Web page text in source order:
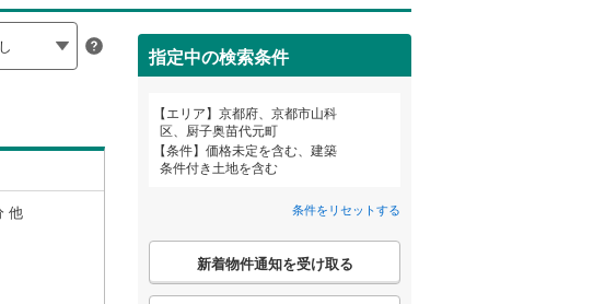
他
指定中の検索条件
エリア
京都府、京都市山科
区、厨子奥苗代元町
条件
価格未定を含む、建築
条件付き土地を含む
条件をリセットする
こ
検
新着物件通知を受け取る
口
鹿児島 沖縄
綾部市(1)
亀岡市(51)
長岡京市 (6)
京丹後市(0)
綴喜郡宇治田原町(1)
相楽郡精華町(0)
四ノ宮鎌手町(1)
四ノ宮熊ケ谷(2)
西野大鳥井町(1)
東野竹田(3)
京福電気鉄道北野線(0)
京阪本線(0)
京阪鴨東線(0)
阪急嵐山線(0)
)
詳しく見る
見る
見る